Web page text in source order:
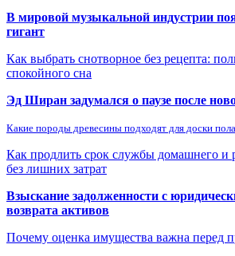
В мировой музыкальной индустрии
гигант
Как выбрать снотворное без рецепта:
спокойного сна
Эд Ширан задумался о паузе после
Какие породы древесины подходят для доски
Как продлить срок службы домашнего и
без лишних затрат
Взыскание задолженности с
возврата активов
Почему оценка имущества важна перед